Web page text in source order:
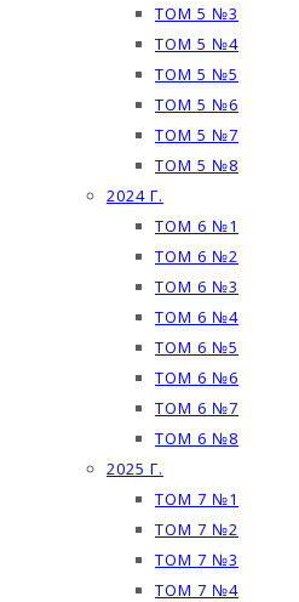
ТОМ 5 №3
ТОМ 5 №4
ТОМ 5 №5
ТОМ 5 №6
ТОМ 5 №7
ТОМ 5 №8
2024 Г.
ТОМ 6 №1
ТОМ 6 №2
ТОМ 6 №3
ТОМ 6 №4
ТОМ 6 №5
ТОМ 6 №6
ТОМ 6 №7
ТОМ 6 №8
2025 Г.
ТОМ 7 №1
ТОМ 7 №2
ТОМ 7 №3
ТОМ 7 №4